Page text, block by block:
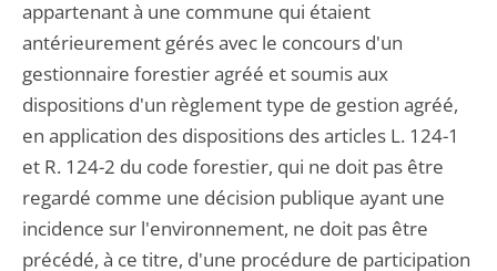
appartenant à une commune qui étaient
antérieurement gérés avec le concours d'un
gestionnaire forestier agréé et soumis aux
dispositions d'un règlement type de gestion agréé,
en application des dispositions des articles L. 124-1
et R. 124-2 du code forestier, qui ne doit pas être
regardé comme une décision publique ayant une
incidence sur l'environnement, ne doit pas être
précédé, à ce titre, d'une procédure de participation